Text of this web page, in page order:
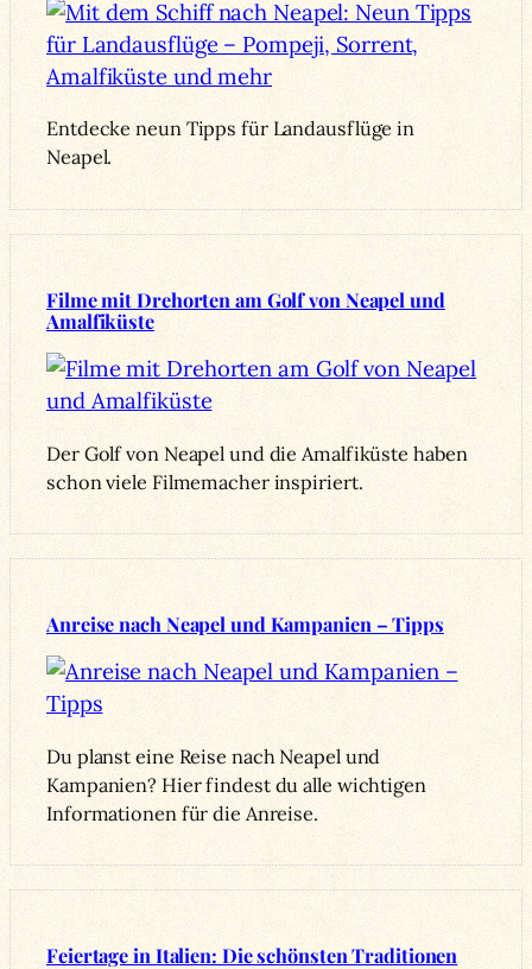
Entdecke neun Tipps für Landausflüge in
Neapel.
Filme mit Drehorten am Golf von Neapel und
Amalfiküste
Der Golf von Neapel und die Amalfiküste haben
schon viele Filmemacher inspiriert.
Anreise nach Neapel und Kampanien – Tipps
Du planst eine Reise nach Neapel und
Kampanien? Hier findest du alle wichtigen
Informationen für die Anreise.
Feiertage in Italien: Die schönsten Traditionen